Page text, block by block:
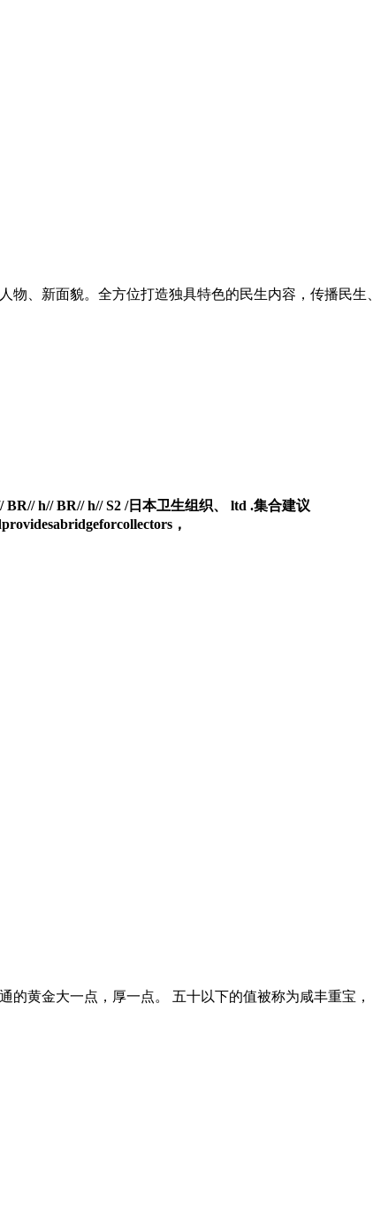
、新面貌。全方位打造独具特色的民生内容，传播民生、
h// BR// h// S2 /日本卫生组织、 ltd .集合建议
，
黄金大一点，厚一点。 五十以下的值被称为咸丰重宝，